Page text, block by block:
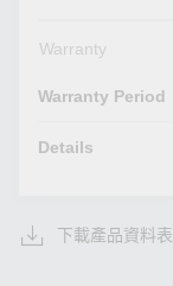
Warranty
Warranty Period
Details
下載產品資料表